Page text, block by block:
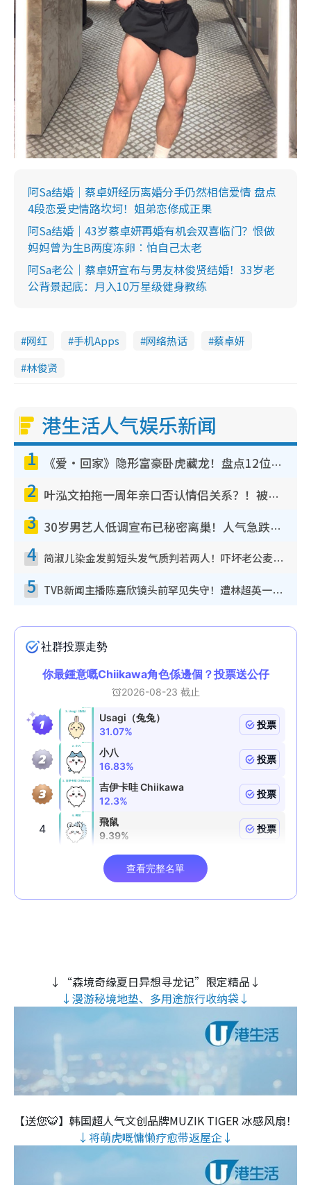
阿Sa结婚｜蔡卓妍经历离婚分手仍然相信爱情 盘点
4段恋爱史情路坎坷！姐弟恋修成正果
阿Sa结婚｜43岁蔡卓妍再婚有机会双喜临门？恨做
妈妈曾为生B两度冻卵︰怕自己太老
阿Sa老公｜蔡卓妍宣布与男友林俊贤结婚！33岁老
公背景起底：月入10万星级健身教练
网红 手机Apps 网络热话
蔡卓妍
林俊贤
港生活人气娱乐新闻
1 《爱·回家》隐形富豪卧虎藏龙！盘点12位财气逼人的有钱艺人：这位美女3亿身家不愁做
2 叶泓文拍拖一周年亲口否认情侣关系？！被质疑感情造假竟称GM“普通同事”
3 30岁男艺人低调宣布已秘密离巢！人气急跌变失踪人口：“这几年过得并不容易”
4 简淑儿染金发剪短头发气质判若两人！吓坏老公麦大力都认不出：“你做什么？”
5 TVB新闻主播陈嘉欣镜头前罕见失守！遭林超英一句话突袭吓坏当场大笑
↓“森境奇缘夏日异想寻龙记”限定精品↓
↓漫游秘境地垫、多用途旅行收纳袋↓
【送您🐯】韩国超人气文创品牌MUZIK TIGER 冰感风扇！
↓将萌虎嘅慵懒疗愈带返屋企↓